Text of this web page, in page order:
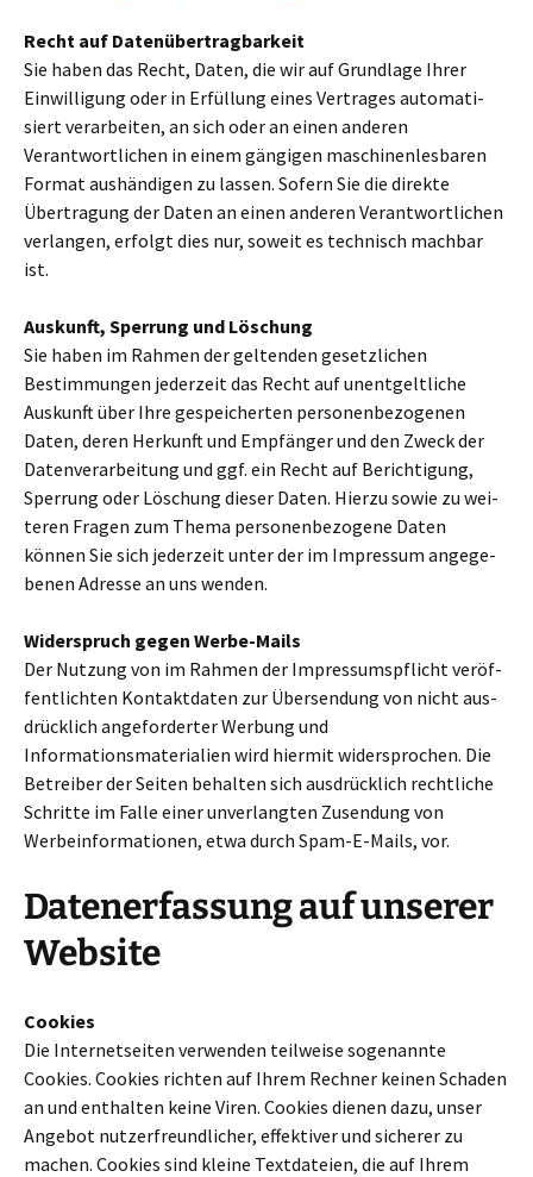
Recht auf Datenübertragbarkeit
Sie haben das Recht, Daten, die wir auf Grundlage Ihrer
Einwilligung oder in Erfüllung eines Vertrages auto­ma­ti­
siert ver­ar­bei­ten, an sich oder an einen ande­ren
Verantwortlichen in einem gän­gi­gen maschi­nen­les­ba­ren
Format aus­hän­di­gen zu lassen. Sofern Sie die direkte
Übertragung der Daten an einen ande­ren Verantwortlichen
ver­lan­gen, erfolgt dies nur, soweit es tech­nisch mach­bar
ist.
Auskunft, Sperrung und Löschung
Sie haben im Rahmen der gel­ten­den gesetz­li­chen
Bestimmungen jeder­zeit das Recht auf unent­gelt­li­che
Auskunft über Ihre gespei­cher­ten per­so­nen­be­zo­ge­nen
Daten, deren Herkunft und Empfänger und den Zweck der
Datenverarbeitung und ggf. ein Recht auf Berichtigung,
Sperrung oder Löschung dieser Daten. Hierzu sowie zu wei­
te­ren Fragen zum Thema per­so­nen­be­zo­gene Daten
können Sie sich jeder­zeit unter der im Impressum ange­ge­
be­nen Adresse an uns wenden.
Widerspruch gegen Werbe-Mails
Der Nutzung von im Rahmen der Impressumspflicht ver­öf­
fent­lich­ten Kontaktdaten zur Übersendung von nicht aus­
drück­lich ange­for­der­ter Werbung und
Informationsmaterialien wird hier­mit wider­spro­chen. Die
Betreiber der Seiten behal­ten sich aus­drück­lich recht­li­che
Schritte im Falle einer unver­lang­ten Zusendung von
Werbeinformationen, etwa durch Spam-E-Mails, vor.
Datenerfassung auf unserer
Website
Cookies
Die Internetseiten ver­wen­den teil­weise soge­nannte
Cookies. Cookies rich­ten auf Ihrem Rechner keinen Schaden
an und ent­hal­ten keine Viren. Cookies dienen dazu, unser
Angebot nut­zer­freund­li­cher, effek­ti­ver und siche­rer zu
machen. Cookies sind kleine Textdateien, die auf Ihrem